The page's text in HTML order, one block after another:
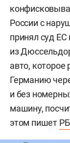
России с
принял суд
из
авто, которое
Германию
и без
машину,
этом пишет